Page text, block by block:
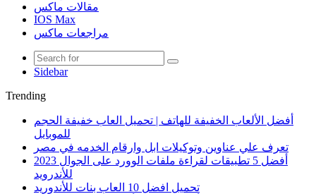
مقالات ماكس
IOS Max
مراجعات ماكس
Sidebar
Trending
أفضل الألعاب الخفيفة للهاتف | تحميل العاب خفيفة الحجم
للموبايل
تعرف علي عناوين وتوكيلات ابل وارقام الخدمه في مصر
أفضل 5 تطبيقات لقراءة ملفات الوورد على الجوال 2023
للأندرويد
تحميل افضل 10 العاب بنات للأندوريد